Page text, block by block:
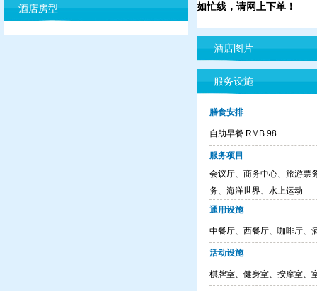
酒店房型 如忙线，请网上下单！
酒店图片
服务设施
膳食安排
自助早餐 RMB 98
服务项目
会议厅、商务中心、旅游票
务、海洋世界、水上运动
通用设施
中餐厅、西餐厅、咖啡厅、
活动设施
棋牌室、健身室、按摩室、